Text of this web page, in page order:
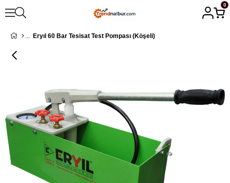
0
Eryıl 60 Bar Tesisat Test Pompası (Köşeli)